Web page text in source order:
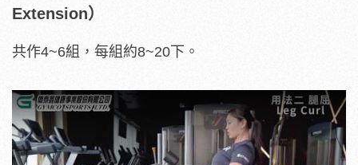
Extension）
共作4~6組，每組約8~20下。